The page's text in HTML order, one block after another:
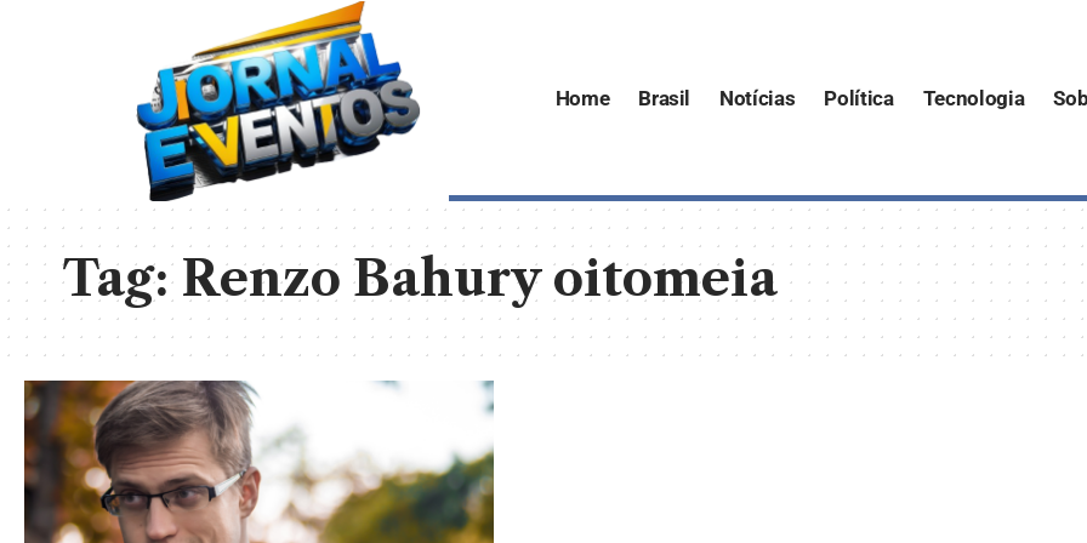
Home Brasil Notícias Política Tecnologia
Tag:Renzo Bahury oitomeia